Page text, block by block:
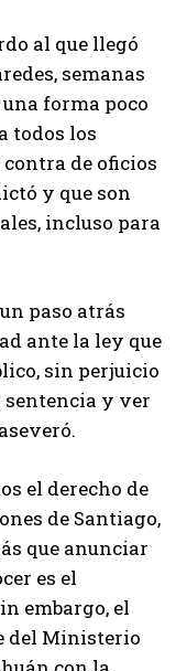
al que llegó
semanas
una forma poco
todos los
de oficios
y que son
incluso para
paso atrás
ante la ley que
sin perjuicio
sentencia y ver
el derecho de
de Santiago,
que anunciar
es el
embargo, el
del Ministerio